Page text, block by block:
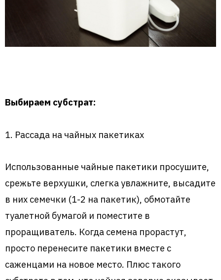
Выбираем субстрат:
1. Рассада на чайных пакетиках
Использованные чайные пакетики просушите,
срежьте верхушки, слегка увлажните, высадите
в них семечки (1-2 на пакетик), обмотайте
туалетной бумагой и поместите в
проращиватель. Когда семена прорастут,
просто перенесите пакетики вместе с
саженцами на новое место. Плюс такого